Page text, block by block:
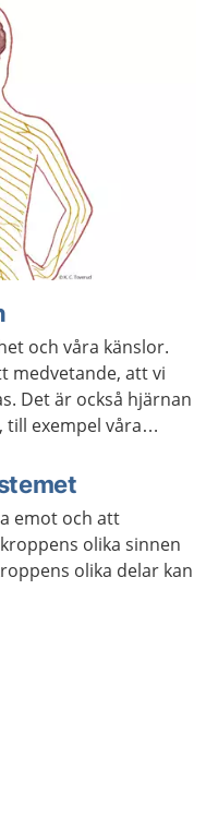
och våra känslor.
medvetande, att vi
Det är också hjärnan
exempel våra
emot och att
olika sinnen
olika delar kan